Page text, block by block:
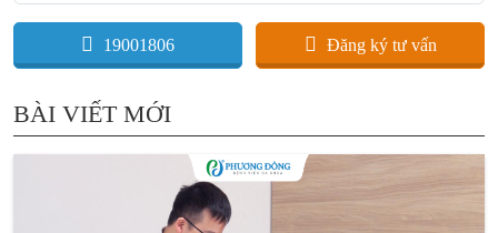
19001806 Đăng ký tư vấn
BÀI VIẾT MỚI